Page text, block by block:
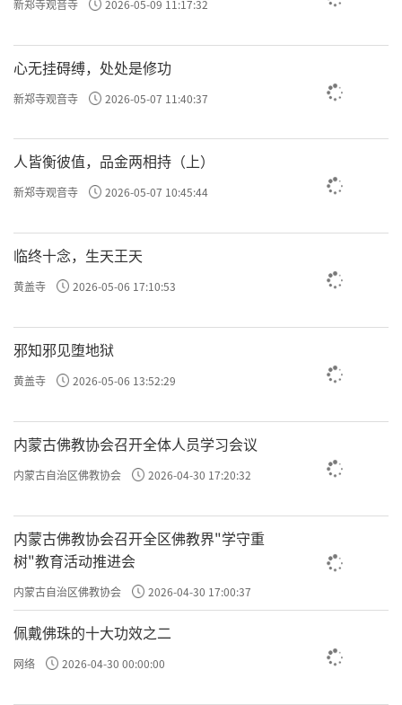
闽东工农武装斗争的胜利引起了国民党反
动当局的极大恐慌。红军长征后，国民党反动
派调集6个师2万多兵力进入闽东，与当地反动
势力会合为十来万武装力量，对闽东苏区进行
苏区首府陷落，各县、乡苏维埃政府和武装力
量受到威胁，闽东红军处于生死存亡的紧急关
急会议，决定变苏区为游击区，实行战略转
移。
闽东苏区沦陷后，国民党反动派对革命干
部、群众进行疯狂清算，据调查，约有2519位
革命干部和群众被杀害，二万多人因饥饿而
死，133个村庄被毁灭，各地田园荒芜，尸横遍
新郑寺观音寺 2026-05-09 11:17:32
心无挂碍缚，处处是修功
新郑寺观音寺 2026-05-07 11:40:37
人皆衡彼值，品金两相持（上）
新郑寺观音寺 2026-05-07 10:45:44
临终十念，生天王天
黄盖寺 2026-05-06 17:10:53
邪知邪见堕地狱
黄盖寺 2026-05-06 13:52:29
内蒙古佛教协会召开全体人员学习会议
内蒙古自治区佛教协会 2026-04-30 17:20:32
内蒙古佛教协会召开全区佛教界"学守重
树"教育活动推进会
内蒙古自治区佛教协会 2026-04-30 17:00:37
佩戴佛珠的十大功效之二
网络 2026-04-30 00:00:00